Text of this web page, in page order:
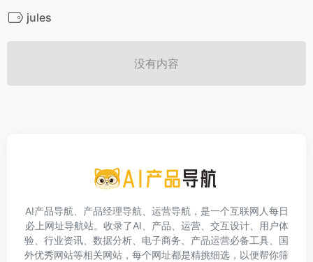
jules
没有内容
AI产品导航、产品经理导航、运营导航，是一个互联网人每日
必上网址导航站。收录了AI、产品、运营、交互设计、用户体
验、行业资讯、数据分析、电子商务、产品运营必备工具、国
外优秀网站等相关网站，每个网址都是精挑细选，以便帮你筛